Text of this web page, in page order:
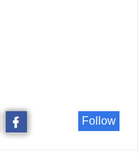
Follow